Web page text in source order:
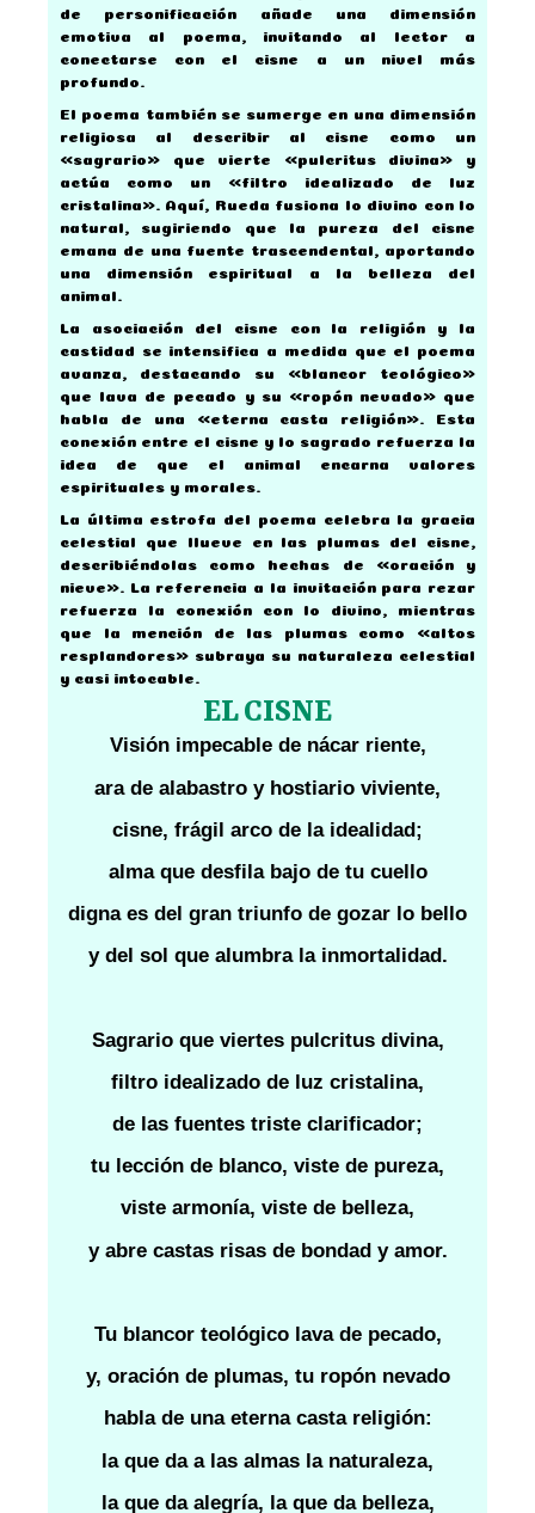
de personificación añade una dimensión
emotiva al poema, invitando al lector a
conectarse con el cisne a un nivel más
profundo.
El poema también se sumerge en una dimensión
religiosa al describir al cisne como un
«sagrario» que vierte «pulcritus divina» y
actúa como un «filtro idealizado de luz
cristalina». Aquí, Rueda fusiona lo divino con lo
natural, sugiriendo que la pureza del cisne
emana de una fuente trascendental, aportando
una dimensión espiritual a la belleza del
animal.
La asociación del cisne con la religión y la
castidad se intensifica a medida que el poema
avanza, destacando su «blancor teológico»
que lava de pecado y su «ropón nevado» que
habla de una «eterna casta religión». Esta
conexión entre el cisne y lo sagrado refuerza la
idea de que el animal encarna valores
espirituales y morales.
La última estrofa del poema celebra la gracia
celestial que llueve en las plumas del cisne,
describiéndolas como hechas de «oración y
nieve». La referencia a la invitación para rezar
refuerza la conexión con lo divino, mientras
que la mención de las plumas como «altos
resplandores» subraya su naturaleza celestial
y casi intocable.
EL CISNE
Visión impecable de nácar riente,
ara de alabastro y hostiario viviente,
cisne, frágil arco de la idealidad;
alma que desfila bajo de tu cuello
digna es del gran triunfo de gozar lo bello
y del sol que alumbra la inmortalidad.
Sagrario que viertes pulcritus divina,
filtro idealizado de luz cristalina,
de las fuentes triste clarificador;
tu lección de blanco, viste de pureza,
viste armonía, viste de belleza,
y abre castas risas de bondad y amor.
Tu blancor teológico lava de pecado,
y, oración de plumas, tu ropón nevado
habla de una eterna casta religión:
la que da a las almas la naturaleza,
la que da alegría, la que da belleza,